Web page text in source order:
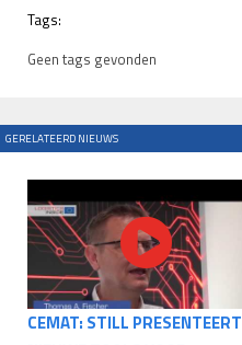
Tags:
Geen tags gevonden
GERELATEERD NIEUWS
CEMAT: STILL PRESENTEERT